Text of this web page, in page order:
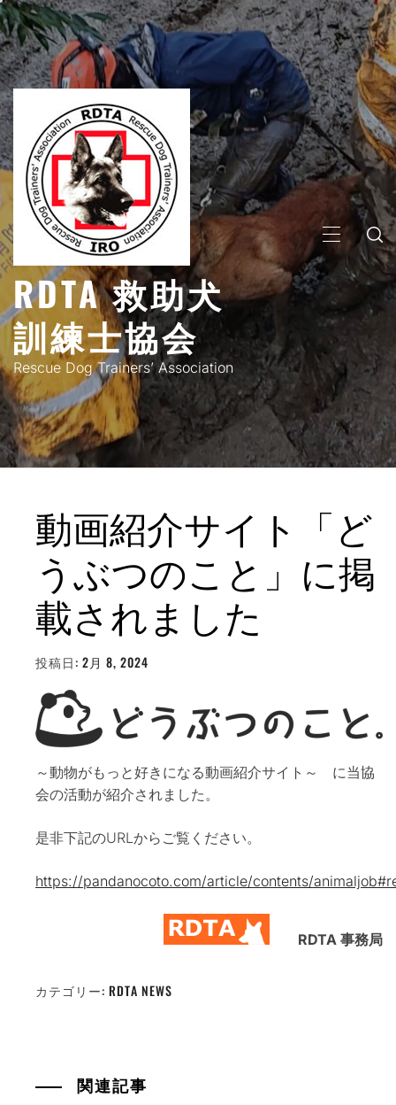
コ
ン
テ
ン
ツ
へ
ス
キ
ッ
プ
RDTA 救助犬
訓練士協会
Rescue Dog Trainers’ Association
メ
イ
ン
メ
ニ
ュ
ー
動画紹介サイト「ど
うぶつのこと」に掲
載されました
投稿日: 2月 8, 2024
WEBMASTER
～動物がもっと好きになる動画紹介サイト～ に当協
会の活動が紹介されました。
是非下記のURLからご覧ください。
https://pandanocoto.com/article/contents/
RDTA 事務局
カテゴリー: RDTA NEWS
関連記事